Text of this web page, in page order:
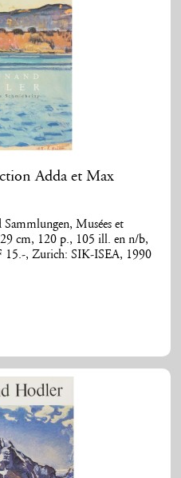
Adda et Max
Sammlungen, Musées et
cm, 120 p., 105 ill. en n/b,
15.-, Zurich: SIK-ISEA, 1990